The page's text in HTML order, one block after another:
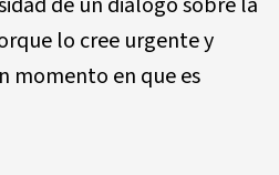
lo cree urgente y
momento en que es